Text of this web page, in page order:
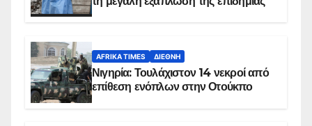
AFRIKA TIMES ΔΙΕΘΝΉ
Νιγηρία: Τουλάχιστον 14 νεκροί από
επίθεση ενόπλων στην Οτούκπο